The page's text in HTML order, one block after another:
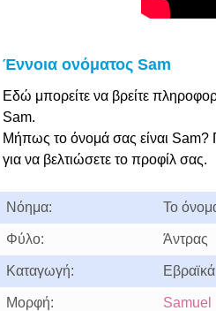
Έννοια ονόματος Sam
Εδώ μπορείτε να βρείτε
Sam.
Μήπως το όνομά σας είναι
για να βελτιώσετε το προφίλ σας.
Νόημα: Το
Φύλο: Άντρας
Καταγωγή: Εβραϊκά
Μορφή: Samuel